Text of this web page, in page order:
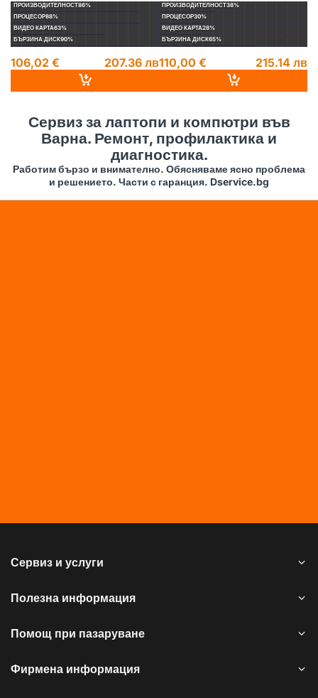
ПРОИЗВОДИТЕЛНОСТ86%
ПРОЦЕСОР88%
ВИДЕО КАРТА63%
БЪРЗИНА ДИСК90%
106,02 € 207.36 лв
ПРОИЗВОДИТЕЛНОСТ38%
ПРОЦЕСОР30%
ВИДЕО КАРТА28%
БЪРЗИНА ДИСК65%
110,00 € 215.14 лв
Сервиз за лаптопи и компютри във
Варна. Ремонт, профилактика и
диагностика.
Работим бързо и внимателно. Обясняваме ясно проблема
и решението. Части с гаранция. Dservice.bg
Сервиз и услуги
Полезна информация
Помощ при пазаруване
Фирмена информация